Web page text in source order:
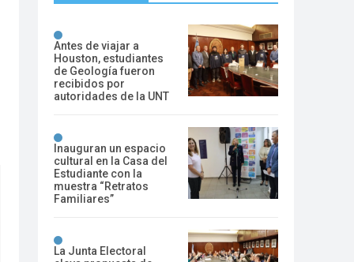
Antes de viajar a
Houston, estudiantes
de Geología fueron
recibidos por
autoridades de la UNT
Inauguran un espacio
cultural en la Casa del
Estudiante con la
muestra “Retratos
Familiares”
La Junta Electoral